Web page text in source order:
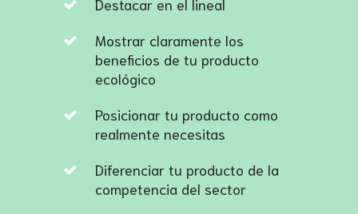
Destacar en el lineal
Mostrar claramente los
beneficios de tu producto
ecológico
Posicionar tu producto como
realmente necesitas
Diferenciar tu producto de la
competencia del sector